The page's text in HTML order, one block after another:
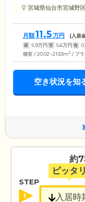
宮城県仙台市宮城野
月額11.5 万円 (入居
家 5.9万円 管 5.6万円 食 0
個室 / 20.02~21.53m2 / プ
空き状況を知
約7
ピッタリ
STEP
1